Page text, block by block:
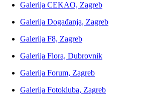
Galerija CEKAO, Zagreb
Galerija Događanja, Zagreb
Galerija F8, Zagreb
Galerija Flora, Dubrovnik
Galerija Forum, Zagreb
Galerija Fotokluba, Zagreb